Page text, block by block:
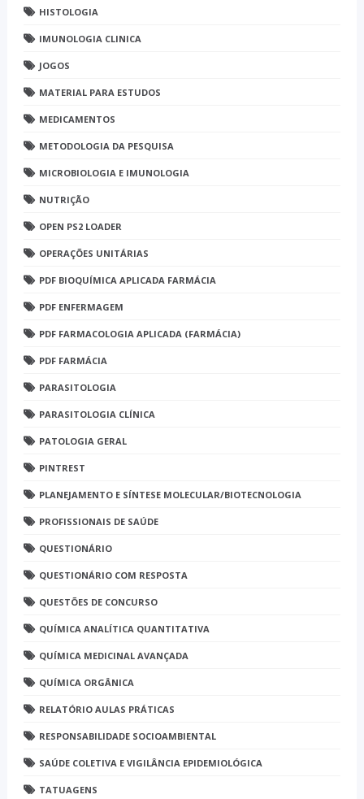
HISTOLOGIA
IMUNOLOGIA CLINICA
JOGOS
MATERIAL PARA ESTUDOS
MEDICAMENTOS
METODOLOGIA DA PESQUISA
MICROBIOLOGIA E IMUNOLOGIA
NUTRIÇÃO
OPEN PS2 LOADER
OPERAÇÕES UNITÁRIAS
PDF BIOQUÍMICA APLICADA FARMÁCIA
PDF ENFERMAGEM
PDF FARMACOLOGIA APLICADA (FARMÁCIA)
PDF FARMÁCIA
PARASITOLOGIA
PARASITOLOGIA CLÍNICA
PATOLOGIA GERAL
PINTREST
PLANEJAMENTO E SÍNTESE MOLECULAR/BIOTECNOLOGIA
PROFISSIONAIS DE SAÚDE
QUESTIONÁRIO
QUESTIONÁRIO COM RESPOSTA
QUESTÕES DE CONCURSO
QUÍMICA ANALÍTICA QUANTITATIVA
QUÍMICA MEDICINAL AVANÇADA
QUÍMICA ORGÂNICA
RELATÓRIO AULAS PRÁTICAS
RESPONSABILIDADE SOCIOAMBIENTAL
SAÚDE COLETIVA E VIGILÂNCIA EPIDEMIOLÓGICA
TATUAGENS